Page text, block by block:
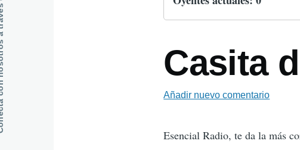
Casita
Añadir nuevo comentario
Esencial Radio, te da la más